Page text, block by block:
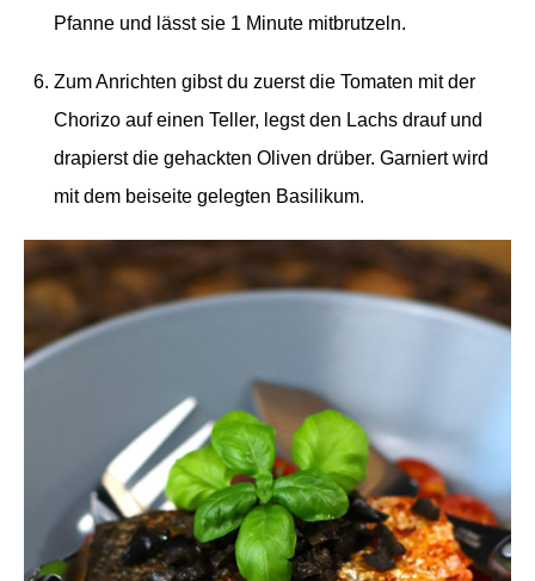
Pfanne und lässt sie 1 Minute mitbrutzeln.
Zum Anrichten gibst du zuerst die Tomaten mit der
Chorizo auf einen Teller, legst den Lachs drauf und
drapierst die gehackten Oliven drüber. Garniert wird
mit dem beiseite gelegten Basilikum.